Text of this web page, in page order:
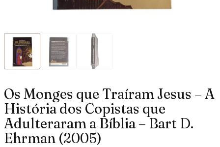
Os Monges que Traíram Jesus – A
História dos Copistas que
Adulteraram a Bíblia – Bart D.
Ehrman (2005)